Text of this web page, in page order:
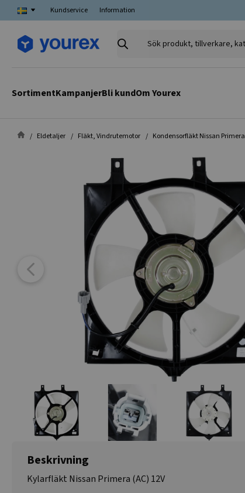
Kundservice Information
Sök
SortimentKampanjerBli kundOm Yourex
Eldetaljer Fläkt, Vindrutemotor Kondensorfläkt Nissan Primera
Beskrivning
Kylarfläkt Nissan Primera (AC) 12V